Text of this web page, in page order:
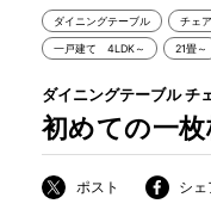
ダイニングテーブル チェ
一戸建て 4LDK～ 21畳～
初めての一枚
ダイニングテーブル チ
ポスト シェ